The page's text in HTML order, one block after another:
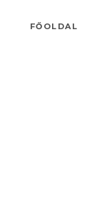
FŐOLDAL